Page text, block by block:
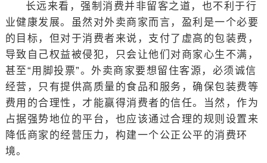
长远来看，强制消费并非留客之道，也不利于行
业健康发展。虽然对外卖商家而言，盈利是一个必要
的目标，但对于消费者来说，支付了虚高的包装费，
导致自己权益被侵犯，只会让他们对商家心生不满，
甚至“用脚投票”。外卖商家要想留住客源，必须诚信
经营，只有提供高质量的食品和服务，确保包装费等
费用的合理性，才能赢得消费者的信任。当然，作为
占据强势地位的平台，也应该通过合理的规则设置来
降低商家的经营压力，构建一个公正公平的消费环
境。